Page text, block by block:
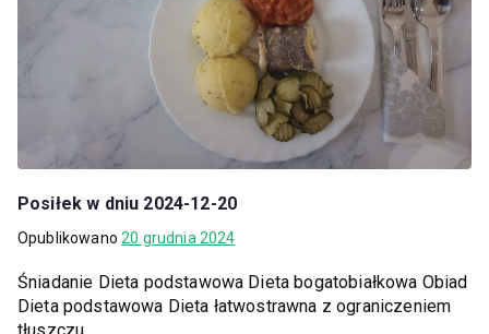
Posiłek w dniu 2024-12-20
Opublikowano20 grudnia 2024
Śniadanie Dieta podstawowa Dieta bogatobiałkowa Obiad
Dieta podstawowa Dieta łatwostrawna z ograniczeniem
tłuszczu